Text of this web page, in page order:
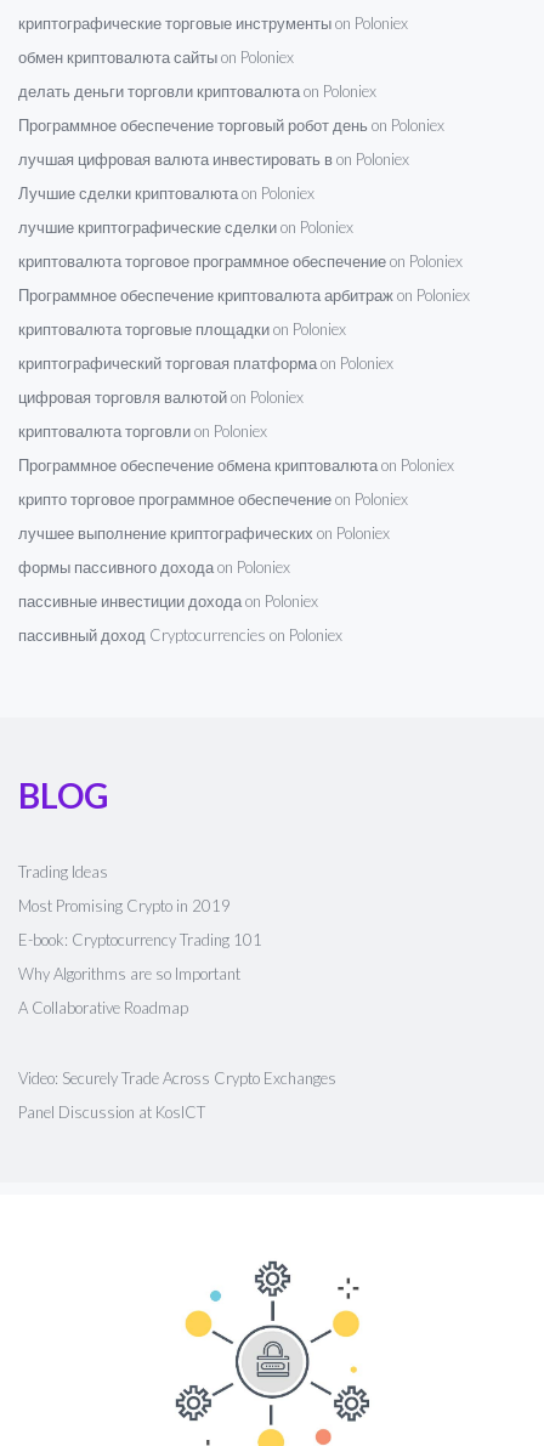
криптографические торговые инструменты on Poloniex
обмен криптовалюта сайты on Poloniex
делать деньги торговли криптовалюта on Poloniex
Программное обеспечение торговый робот день on Poloniex
лучшая цифровая валюта инвестировать в on Poloniex
Лучшие сделки криптовалюта on Poloniex
лучшие криптографические сделки on Poloniex
криптовалюта торговое программное обеспечение on Poloniex
Программное обеспечение криптовалюта арбитраж on Poloniex
криптовалюта торговые площадки on Poloniex
криптографический торговая платформа on Poloniex
цифровая торговля валютой on Poloniex
криптовалюта торговли on Poloniex
Программное обеспечение обмена криптовалюта on Poloniex
крипто торговое программное обеспечение on Poloniex
лучшее выполнение криптографических on Poloniex
формы пассивного дохода on Poloniex
пассивные инвестиции дохода on Poloniex
пассивный доход Cryptocurrencies on Poloniex
BLOG
Trading Ideas
Most Promising Crypto in 2019
E-book: Cryptocurrency Trading 101
Why Algorithms are so Important
A Collaborative Roadmap
Video: Securely Trade Across Crypto Exchanges
Panel Discussion at KosICT